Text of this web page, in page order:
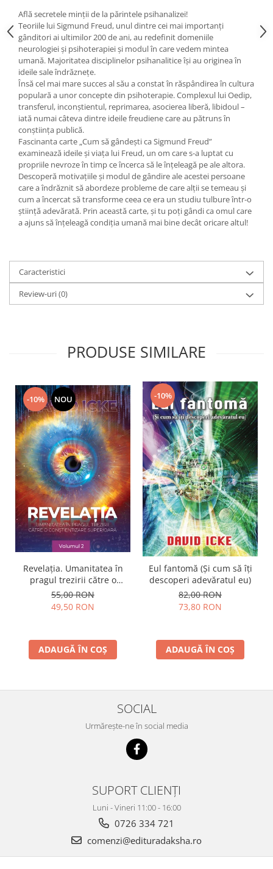
Cristale
Supă de pui pentru suflet
Yoga
Oracol
Spiritualitate şi ştiinţă
Fără categorie
Cunoaștere
Află secretele minții de la părintele psihanalizei!
Teoriile lui Sigmund Freud, unul dintre cei mai importanți
gânditori ai ultimilor 200 de ani, au redefinit domeniile
neurologiei și psihoterapiei și modul în care vedem mintea
umană. Majoritatea disciplinelor psihanalitice își au originea în
ideile sale îndrăznețe.
Însă cel mai mare succes al său a constat în răspândirea în cultura
populară a unor concepte din psihoterapie. Complexul lui Oedip,
transferul, inconștientul, reprimarea, asocierea liberă, libidoul –
iată numai câteva dintre ideile freudiene care au pătruns în
conștiința publică.
Fascinanta carte „Cum să gândești ca Sigmund Freud”
examinează ideile și viața lui Freud, un om care s-a luptat cu
propriile nevroze în timp ce încerca să le înțeleagă pe ale altora.
Descoperă motivațiile și modul de gândire ale acestei persoane
care a îndrăznit să abordeze probleme de care alții se temeau și
cum a încercat să transforme ceea ce era un studiu tulbure într-o
știință adevărată. Prin această carte, și tu poți gândi ca omul care
a ajuns să înțeleagă condiția umană mai bine decât oricare altul!
Caracteristici
Review-uri(0)
PRODUSE SIMILARE
-10% NOU
Revelația. Umanitatea în
pragul trezirii către o
conştientizare superioară,
volumul 2
55,00 RON
49,50 RON
ADAUGĂ ÎN COȘ
-10%
Eul fantomă (Și cum să îți
descoperi adevăratul eu)
82,00 RON
73,80 RON
ADAUGĂ ÎN COȘ
SOCIAL
Urmărește-ne în social media
SUPORT CLIENȚI
Luni - Vineri 11:00 - 16:00
0726 334 721
comenzi@edituradaksha.ro